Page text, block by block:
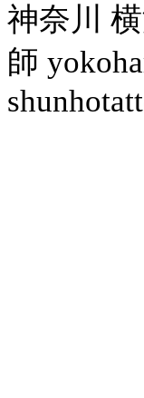
神奈川
師